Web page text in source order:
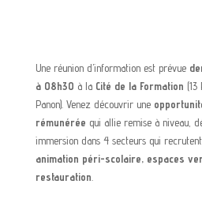
Une réunion d’information est prévue
à 08h30 à la Cité de la Formation
Panon). Venez découvrir une
rémunérée qui allie remise à niveau,
immersion dans 4 secteurs qui
animation péri-scolaire, espaces
restauration